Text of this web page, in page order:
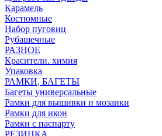
Карамель
Костюмные
Набор пуговиц
Рубашечные
РАЗНОЕ
Красители. химия
Упаковка
РАМКИ, БАГЕТЫ
Багеты универсальные
Рамки для вышивки и мозаики
Рамки для икон
Рамки с паспарту
РЕЗИНКА